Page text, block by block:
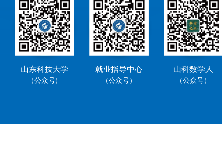
山东科技大学
（公众号）
就业指导中心
（公众号）
山科数学人
（公众号）